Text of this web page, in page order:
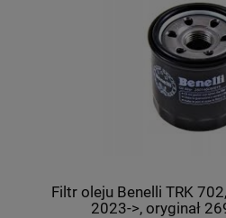
Filtr oleju Benelli TRK
2023->, oryginał